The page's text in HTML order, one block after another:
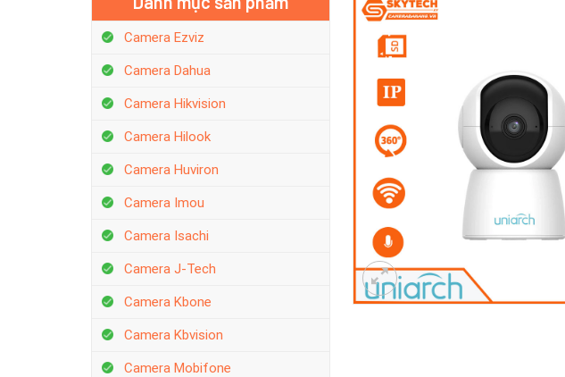
Camera Ezviz
Camera Dahua
Camera Hikvision
Camera Hilook
Camera Huviron
Camera Imou
Camera Isachi
Camera J-Tech
Camera Kbone
Camera Kbvision
Camera Mobifone